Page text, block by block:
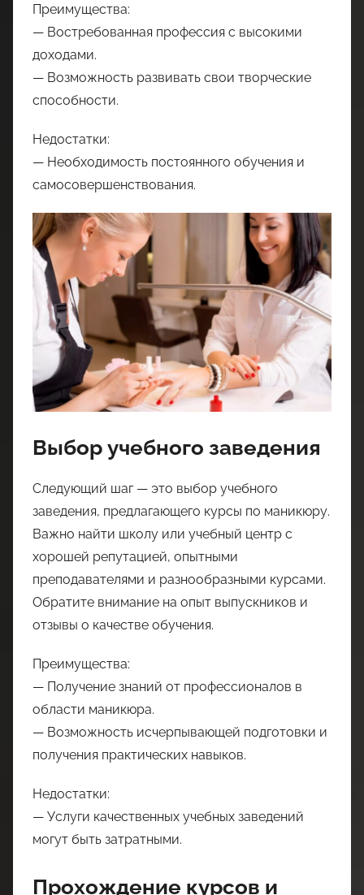
Преимущества:
— Востребованная профессия с высокими
доходами.
— Возможность развивать свои творческие
способности.
Недостатки:
— Необходимость постоянного обучения и
самосовершенствования.
Выбор учебного заведения
Следующий шаг — это выбор учебного
заведения, предлагающего курсы по маникюру.
Важно найти школу или учебный центр с
хорошей репутацией, опытными
преподавателями и разнообразными курсами.
Обратите внимание на опыт выпускников и
отзывы о качестве обучения.
Преимущества:
— Получение знаний от профессионалов в
области маникюра.
— Возможность исчерпывающей подготовки и
получения практических навыков.
Недостатки:
— Услуги качественных учебных заведений
могут быть затратными.
Прохождение курсов и